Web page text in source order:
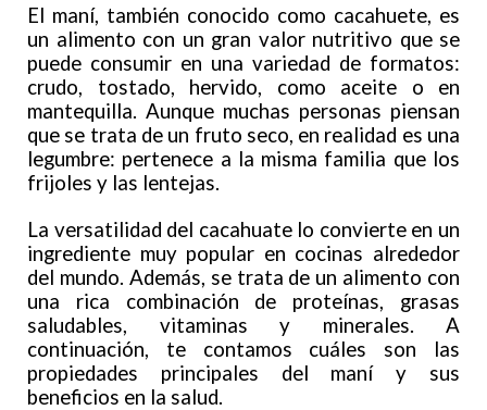
El maní, también conocido como cacahuete, es
un alimento con un gran valor nutritivo que se
puede consumir en una variedad de formatos:
crudo, tostado, hervido, como aceite o en
mantequilla. Aunque muchas personas piensan
que se trata de un fruto seco, en realidad es una
legumbre: pertenece a la misma familia que los
frijoles y las lentejas.
La versatilidad del cacahuate lo convierte en un
ingrediente muy popular en cocinas alrededor
del mundo. Además, se trata de un alimento con
una rica combinación de proteínas, grasas
saludables, vitaminas y minerales. A
continuación, te contamos cuáles son las
propiedades principales del maní y sus
beneficios en la salud.